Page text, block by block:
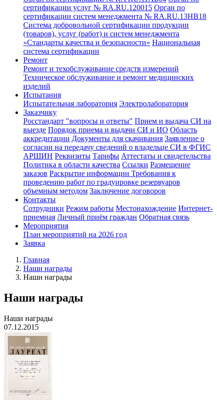
сертификации услуг № RA.RU.120015 Орган по
сертификации систем менеджмента № RA.RU.13HB18
Система добровольной сертификации продукции
(товаров), услуг (работ) и систем менеджмента
«Стандарты качества и безопасности» Национальная
система сертификации
Ремонт
Ремонт и техобслуживание средств измерений
Техническое обслуживание и ремонт медицинских
изделий
Испытания
Испытательная лаборатория Электролаборатория
Заказчику
Росстандарт "вопросы и ответы" Прием и выдача СИ на
выезде Порядок приема и выдачи СИ и ИО Область
аккредитации Документы для скачивания Заявление о
согласии на передачу сведений о владельце СИ в ФГИС
АРШИН Реквизиты Тарифы Аттестаты и свидетельства
Политика в области качества Ссылки Размещение
заказов Раскрытие информации Требования к
проведению работ по градуировке резервуаров
объемным методом Заключение договоров
Контакты
Сотрудники Режим работы Местонахождение Интернет-
приемная Личный приём граждан Обратная связь
Мероприятия
План мероприятий на 2026 год
Заявка
Главная
Наши награды
Наши награды
Наши награды
Наши награды
07.12.2015